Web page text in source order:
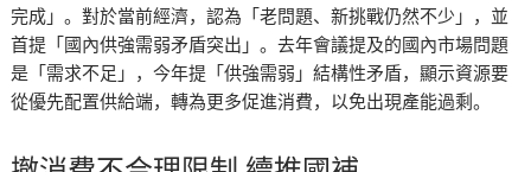
完成」。對於當前經濟，認為「老問題、新挑戰仍然不少」，並
首提「國內供強需弱矛盾突出」。去年會議提及的國內市場問題
是「需求不足」，今年提「供強需弱」結構性矛盾，顯示資源要
從優先配置供給端，轉為更多促進消費，以免出現產能過剩。